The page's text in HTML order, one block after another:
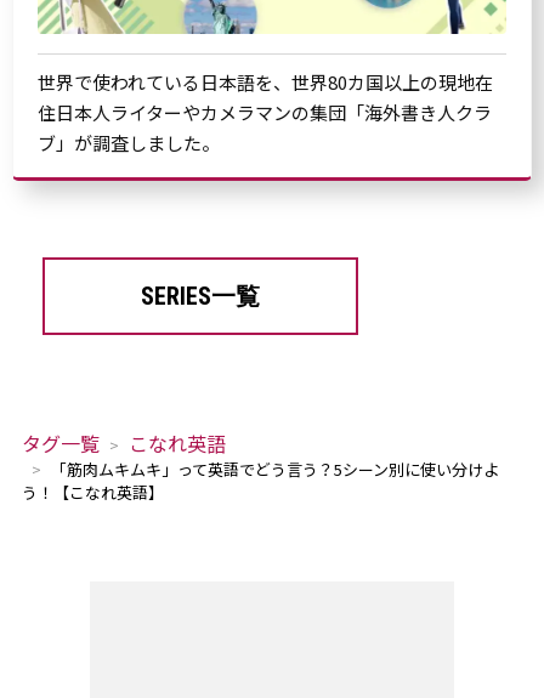
世界で使われている日本語を、世界80カ国以上の現地在
住日本人ライターやカメラマンの集団「海外書き人クラ
ブ」が調査しました。
SERIES一覧
タグ一覧 こなれ英語
「筋肉ムキムキ」って英語でどう言う？5シーン別に使い分けよ
う！【こなれ英語】